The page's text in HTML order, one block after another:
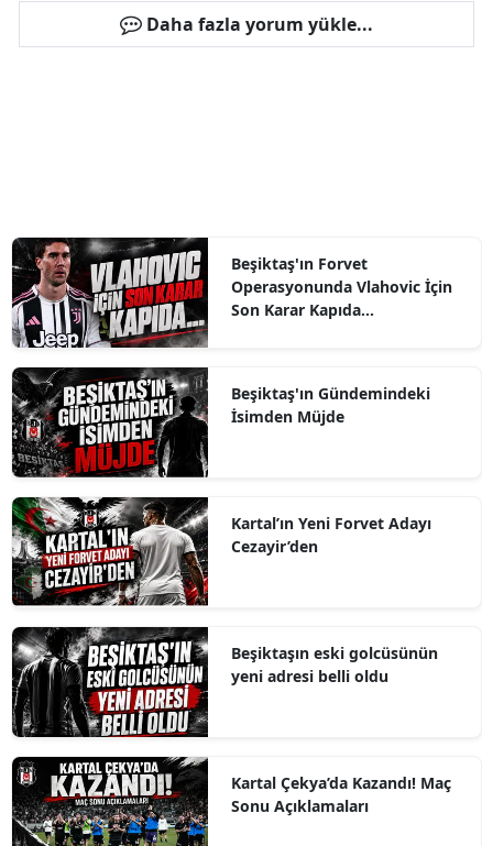
Daha fazla yorum yükle...
Beşiktaş'ın Forvet
Operasyonunda Vlahovic İçin
Son Karar Kapıda...
Beşiktaş'ın Gündemindeki
İsimden Müjde
Kartal’ın Yeni Forvet Adayı
Cezayir’den
Beşiktaşın eski golcüsünün
yeni adresi belli oldu
Kartal Çekya’da Kazandı! Maç
Sonu Açıklamaları